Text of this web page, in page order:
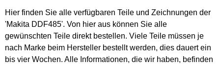
Hier finden Sie alle verfügbaren Teile und Zeichnungen der
'Makita DDF485'. Von hier aus können Sie alle
gewünschten Teile direkt bestellen. Viele Teile müssen je
nach Marke beim Hersteller bestellt werden, dies dauert ein
bis vier Wochen. Alle Informationen, die wir haben, befinden